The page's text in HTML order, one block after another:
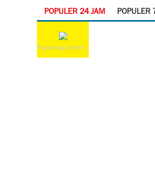
POPULER 24 JAM POPULER
Requesting Content...